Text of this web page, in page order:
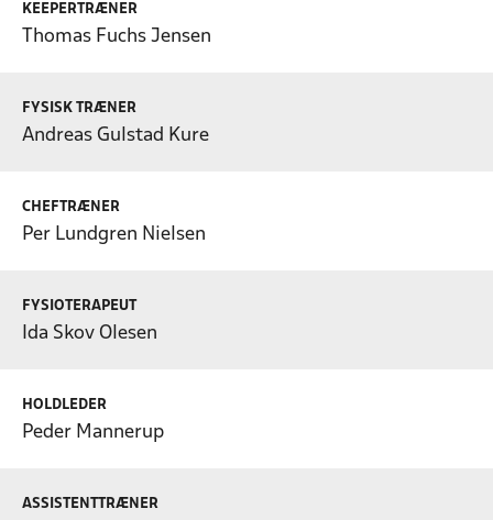
KEEPERTRÆNER
Thomas Fuchs Jensen
FYSISK TRÆNER
Andreas Gulstad Kure
CHEFTRÆNER
Per Lundgren Nielsen
FYSIOTERAPEUT
Ida Skov Olesen
HOLDLEDER
Peder Mannerup
ASSISTENTTRÆNER